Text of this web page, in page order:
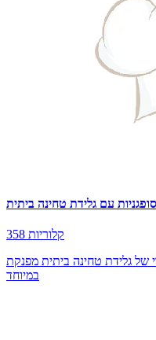
סופגניות עם גלידת טחינה ביתית
358 קלוריות
של גלידת טחינה ביתית מפנקת
במיוחד